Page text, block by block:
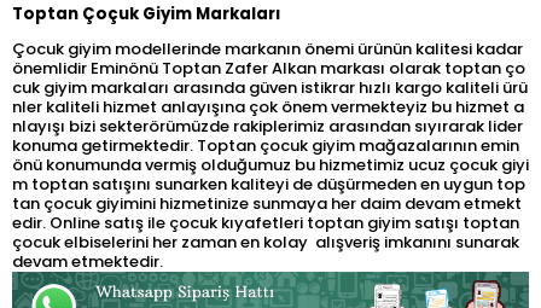
Toptan Çoçuk Giyim Markaları
Çocuk giyim modellerinde markanın önemi ürünün kalitesi kadar
önemlidir Eminönü Toptan Zafer Alkan markası olarak toptan ço
cuk giyim markaları arasında güven istikrar hızlı kargo kaliteli ürü
nler kaliteli hizmet anlayışına çok önem vermekteyiz bu hizmet a
nlayışı bizi sekterörümüzde rakiplerimiz arasından sıyırarak lider
konuma getirmektedir. Toptan çocuk giyim mağazalarının emin
önü konumunda vermiş olduğumuz bu hizmetimiz ucuz çocuk giyi
m toptan satışını sunarken kaliteyi de düşürmeden en uygun top
tan çocuk giyimini hizmetinize sunmaya her daim devam etmekt
edir. Online satış ile çocuk kıyafetleri toptan giyim satışı toptan
çocuk elbiselerini her zaman en kolay alışveriş imkanını sunarak
devam etmektedir.